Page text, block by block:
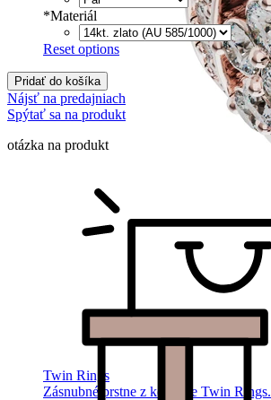
Twin Rings
Zásnubné prstne z kolekcie Twin Rings.
*Materiál
Reset options
Pridať do košíka
Nájsť na predajniach
Spýtať sa na produkt
otázka na produkt